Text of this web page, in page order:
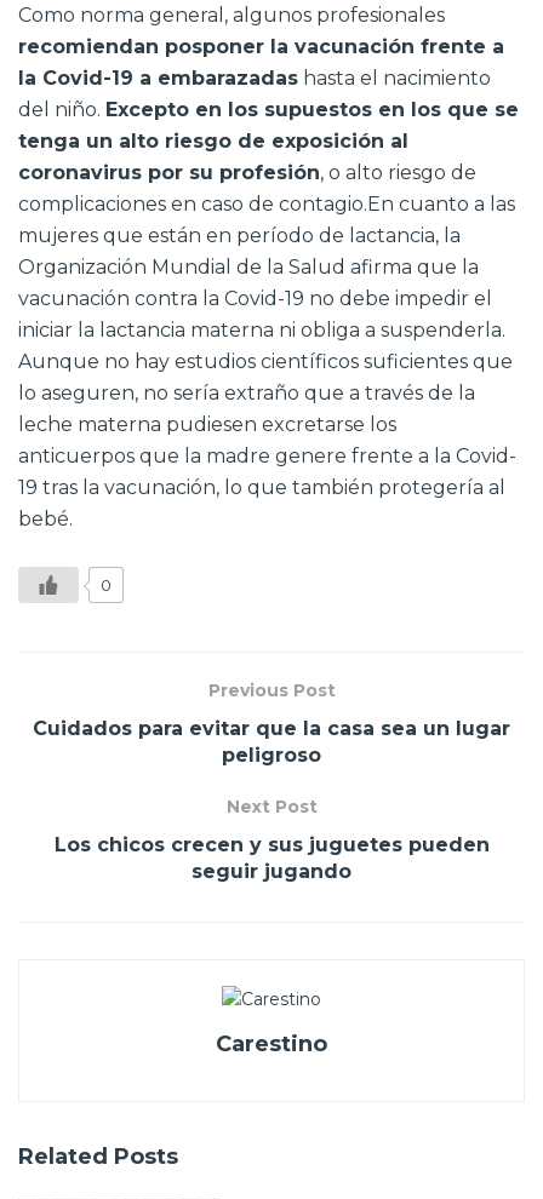
Como norma general, algunos profesionales
recomiendan posponer la vacunación frente a
la Covid-19 a embarazadas hasta el nacimiento
del niño. Excepto en los supuestos en los que se
tenga un alto riesgo de exposición al
coronavirus por su profesión, o alto riesgo de
complicaciones en caso de contagio.En cuanto a las
mujeres que están en período de lactancia, la
Organización Mundial de la Salud afirma que la
vacunación contra la Covid-19 no debe impedir el
iniciar la lactancia materna ni obliga a suspenderla.
Aunque no hay estudios científicos suficientes que
lo aseguren, no sería extraño que a través de la
leche materna pudiesen excretarse los
anticuerpos que la madre genere frente a la Covid-
19 tras la vacunación, lo que también protegería al
bebé.
0
Previous Post
Cuidados para evitar que la casa sea un lugar
peligroso
Next Post
Los chicos crecen y sus juguetes pueden
seguir jugando
Carestino
Related Posts